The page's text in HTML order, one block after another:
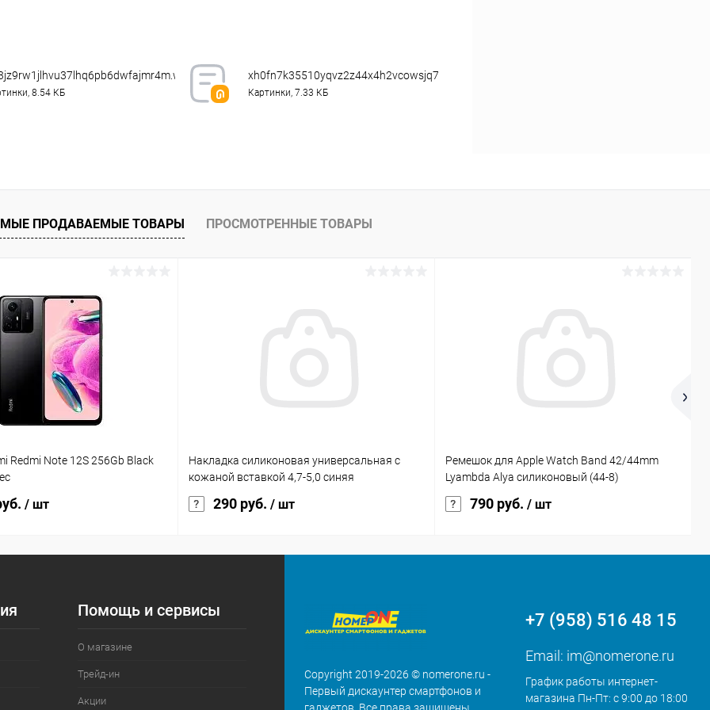
В наличии
8.54 КБ
xh0fn7k35510yqvz2z44x4h2vcowsjq7.webp
Картинки, 7.33 КБ
ПРОДАВАЕМЫЕ ТОВАРЫ ПРОСМОТРЕННЫЕ ТОВАРЫ
Redmi Note 12S 256Gb Black
/ шт
Накладка силиконовая универсальная с
кожаной вставкой 4,7-5,0 синяя
290 руб. / шт
Ремешок для Apple Watch Band 42/44mm
Lyambda Alya силиконовый (44-8)
790 руб. / шт
Помощь и сервисы
О магазине
Трейд-ин
Акции
Copyright 2019-2026 © nomerone.ru -
Первый дискаунтер смартфонов и
+7 (958) 516 48 15
Email: im@nomerone.ru
График работы интернет-
магазина Пн-Пт: с 9:00 до 18:00